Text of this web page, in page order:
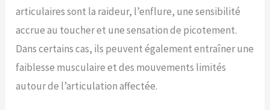
articulaires sont la raideur, l’enflure, une sensibilité
accrue au toucher et une sensation de picotement.
Dans certains cas, ils peuvent également entraîner une
faiblesse musculaire et des mouvements limités
autour de l’articulation affectée.